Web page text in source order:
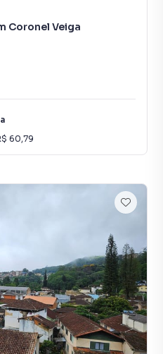
Coronel Veiga
60,79